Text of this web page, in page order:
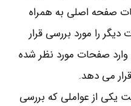
صفحه اصلی به همراه
را مورد بررسی قرار
صفحات مورد نظر شده
می دهد.
یکی از عواملی که بررسی